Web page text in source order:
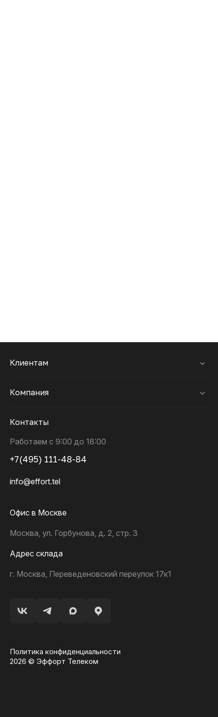
Клиентам
Компания
Контакты
Работаем с 9:00 до 18:00
+7(495) 111-48-84
info@effort.tel
Офис в Москве
Москва, ул. Горбунова, д. 2, стр. 3
Адрес склада
г. Москва, Переведеновский переулок 17к1
2026 © Эффорт Телеком
Политика конфиденциальности